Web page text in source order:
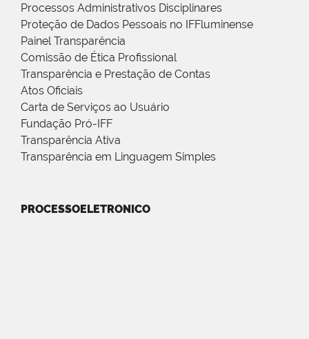
Processos Administrativos Disciplinares
Proteção de Dados Pessoais no IFFluminense
Painel Transparência
Comissão de Ética Profissional
Transparência e Prestação de Contas
Atos Oficiais
Carta de Serviços ao Usuário
Fundação Pró-IFF
Transparência Ativa
Transparência em Linguagem Simples
PROCESSOELETRONICO